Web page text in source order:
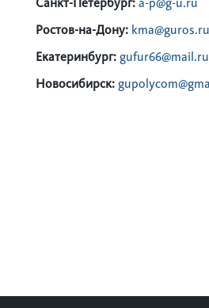
Ростов-на-Дону: kma@guros.ru
Екатеринбург: gufur66@mail.ru
Новосибирск: